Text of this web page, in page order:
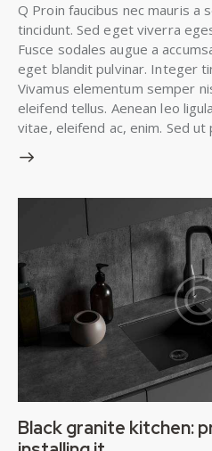
Q Proin faucibus nec mauris a
tincidunt. Sed eget viverra
Fusce sodales augue a
eget blandit pulvinar. Integer
Vivamus elementum semper
eleifend tellus. Aenean leo
vitae, eleifend ac, enim. Sed
Black granite kitchen: